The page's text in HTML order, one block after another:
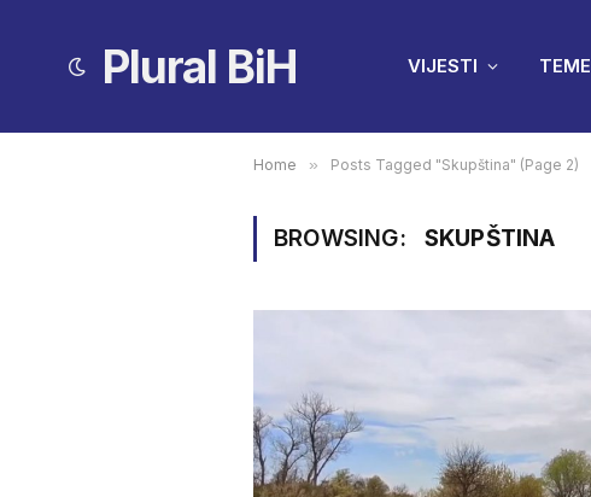
Plural BiH VIJESTI TEME
Home » Posts Tagged "Skupština" (Page 2)
BROWSING: SKUPŠTINA